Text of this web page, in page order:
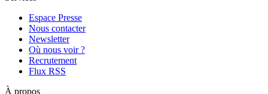
Espace Presse
Nous contacter
Newsletter
Où nous voir ?
Recrutement
Flux RSS
À propos